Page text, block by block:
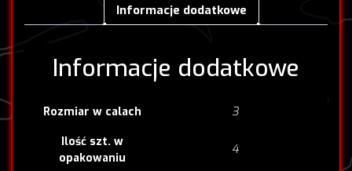
Informacje dodatkowe
Informacje dodatkowe
Rozmiar w calach 3
Ilość szt. w
opakowaniu
4